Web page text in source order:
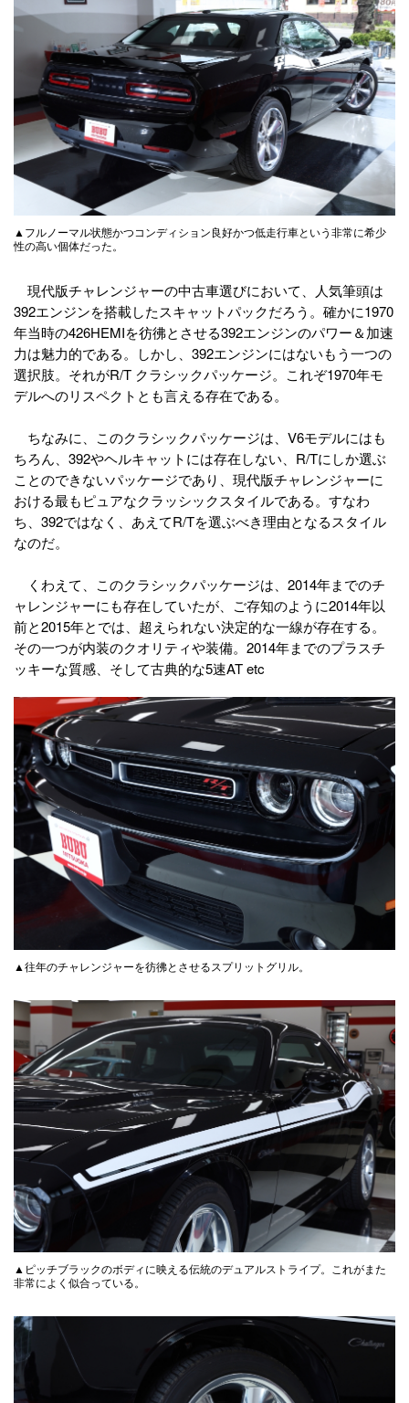
▲フルノーマル状態かつコンディション良好かつ低走行車という非常に希少
性の高い個体だった。
現代版チャレンジャーの中古車選びにおいて、人気筆頭は
392エンジンを搭載したスキャットパックだろう。確かに1970
年当時の426HEMIを彷彿とさせる392エンジンのパワー＆加速
力は魅力的である。しかし、392エンジンにはないもう一つの
選択肢。それがR/T クラシックパッケージ。これぞ1970年モ
デルへのリスペクトとも言える存在である。
ちなみに、このクラシックパッケージは、V6モデルにはも
ちろん、392やヘルキャットには存在しない、R/Tにしか選ぶ
ことのできないパッケージであり、現代版チャレンジャーに
おける最もピュアなクラッシックスタイルである。すなわ
ち、392ではなく、あえてR/Tを選ぶべき理由となるスタイル
なのだ。
くわえて、このクラシックパッケージは、2014年までのチ
ャレンジャーにも存在していたが、ご存知のように2014年以
前と2015年とでは、超えられない決定的な一線が存在する。
その一つが内装のクオリティや装備。2014年までのプラスチ
ッキーな質感、そして古典的な5速AT etc
▲往年のチャレンジャーを彷彿とさせるスプリットグリル。
▲ピッチブラックのボディに映える伝統のデュアルストライプ。これがまた
非常によく似合っている。